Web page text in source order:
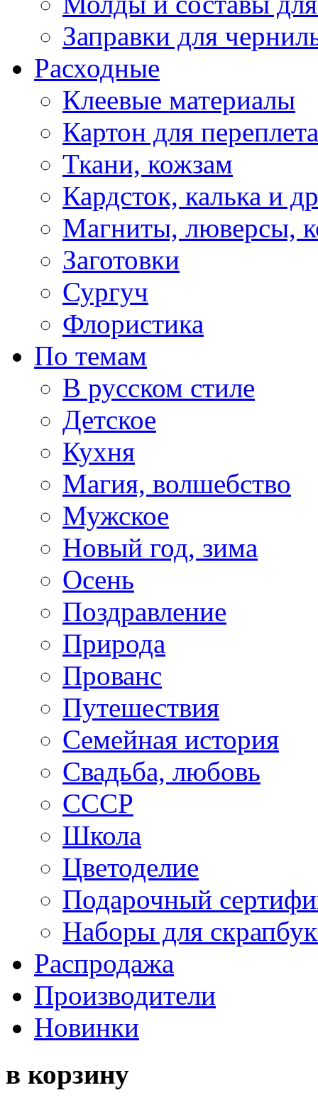
Заправки для
Расходные
Клеевые материалы
Картон для переплета
Ткани, кожзам
Кардсток, калька и
Магниты, люверсы,
Заготовки
Сургуч
Флористика
По темам
В русском стиле
Детское
Кухня
Магия, волшебство
Мужское
Новый год, зима
Осень
Поздравление
Природа
Прованс
Путешествия
Семейная история
Свадьба, любовь
СССР
Школа
Цветоделие
Подарочный
Наборы для
Распродажа
Производители
Новинки
в корзину